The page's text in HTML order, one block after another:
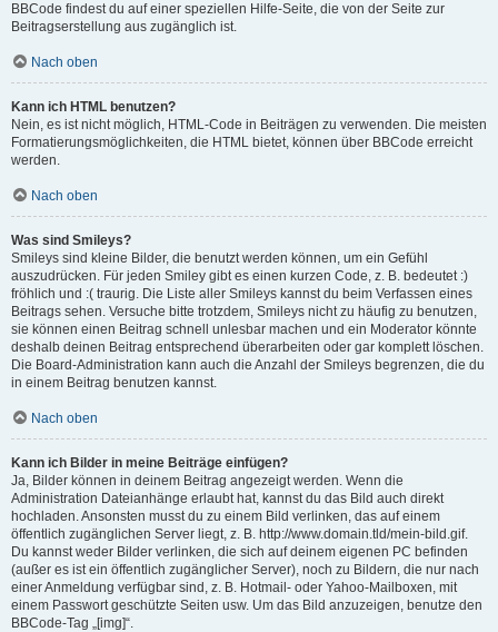
BBCode findest du auf einer speziellen Hilfe-Seite, die von der Seite zur
Beitragserstellung aus zugänglich ist.
Nach oben
Kann ich HTML benutzen?
Nein, es ist nicht möglich, HTML-Code in Beiträgen zu verwenden. Die meisten
Formatierungsmöglichkeiten, die HTML bietet, können über BBCode erreicht
werden.
Nach oben
Was sind Smileys?
Smileys sind kleine Bilder, die benutzt werden können, um ein Gefühl
auszudrücken. Für jeden Smiley gibt es einen kurzen Code, z. B. bedeutet :)
fröhlich und :( traurig. Die Liste aller Smileys kannst du beim Verfassen eines
Beitrags sehen. Versuche bitte trotzdem, Smileys nicht zu häufig zu benutzen,
sie können einen Beitrag schnell unlesbar machen und ein Moderator könnte
deshalb deinen Beitrag entsprechend überarbeiten oder gar komplett löschen.
Die Board-Administration kann auch die Anzahl der Smileys begrenzen, die du
in einem Beitrag benutzen kannst.
Nach oben
Kann ich Bilder in meine Beiträge einfügen?
Ja, Bilder können in deinem Beitrag angezeigt werden. Wenn die
Administration Dateianhänge erlaubt hat, kannst du das Bild auch direkt
hochladen. Ansonsten musst du zu einem Bild verlinken, das auf einem
öffentlich zugänglichen Server liegt, z. B. http://www.domain.tld/mein-bild.gif.
Du kannst weder Bilder verlinken, die sich auf deinem eigenen PC befinden
(außer es ist ein öffentlich zugänglicher Server), noch zu Bildern, die nur nach
einer Anmeldung verfügbar sind, z. B. Hotmail- oder Yahoo-Mailboxen, mit
einem Passwort geschützte Seiten usw. Um das Bild anzuzeigen, benutze den
BBCode-Tag „[img]“.